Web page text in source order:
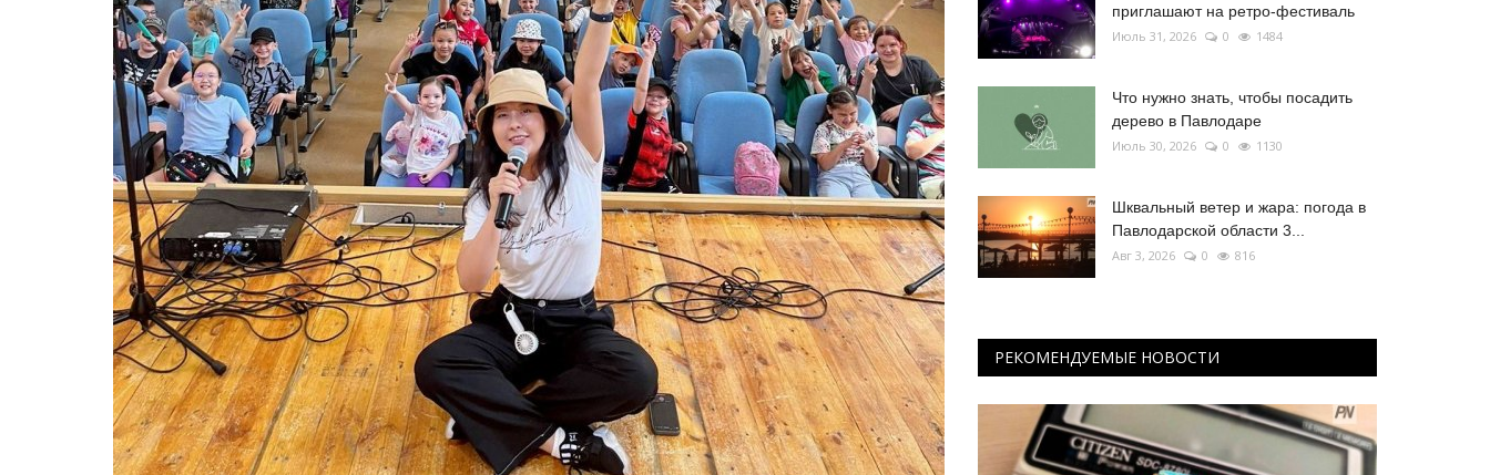
приглашают на ретро-фестиваль
Июль 31, 2026 0 1484
Что нужно знать, чтобы посадить
дерево в Павлодаре
Июль 30, 2026 0 1130
Шквальный ветер и жара: погода в
Павлодарской области 3...
Авг 3, 2026 0 816
РЕКОМЕНДУЕМЫЕ НОВОСТИ